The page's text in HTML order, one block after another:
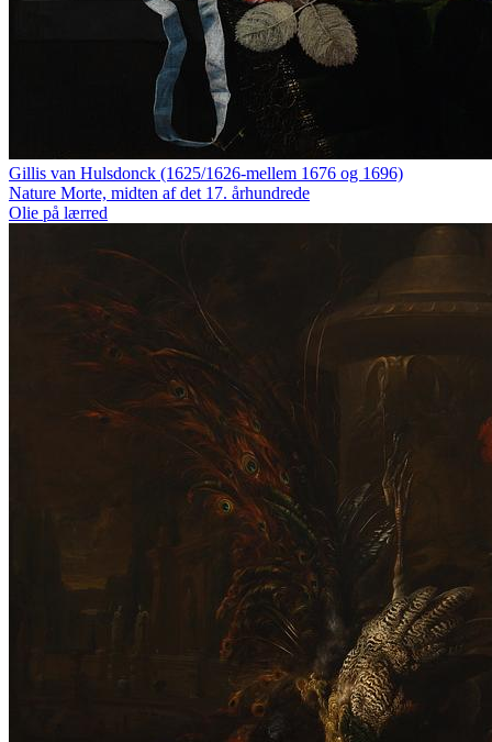
Gillis van Hulsdonck (1625/1626-mellem 1676 og 1696)
Nature Morte, midten af det 17. århundrede
Olie på lærred